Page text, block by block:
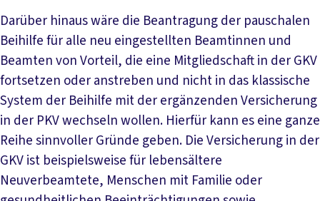
Darüber hinaus wäre die Beantragung der pauschalen
Beihilfe für alle neu eingestellten Beamtinnen und
Beamten von Vorteil, die eine Mitgliedschaft in der GKV
fortsetzen oder anstreben und nicht in das klassische
System der Beihilfe mit der ergänzenden Versicherung
in der PKV wechseln wollen. Hierfür kann es eine ganze
Reihe sinnvoller Gründe geben. Die Versicherung in der
GKV ist beispielsweise für lebensältere
Neuverbeamtete, Menschen mit Familie oder